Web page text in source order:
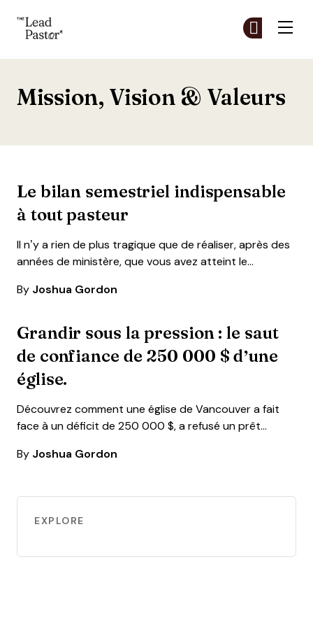
Mission, Vision & Valeurs
Le bilan semestriel indispensable
à tout pasteur
Il n’y a rien de plus tragique que de réaliser, après des
années de ministère, que vous avez atteint le…
By Joshua Gordon
Grandir sous la pression : le saut
de confiance de 250 000 $ d’une
église.
Découvrez comment une église de Vancouver a fait
face à un déficit de 250 000 $, a refusé un prêt…
By Joshua Gordon
EXPLORE